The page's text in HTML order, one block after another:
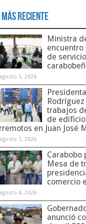
Más Reciente
Ministra
encuentro
de
5, 2026
trabajos
de
en Juan José
5, 2026
Carabobo
Mesa de
comercio
4, 2026
anunció